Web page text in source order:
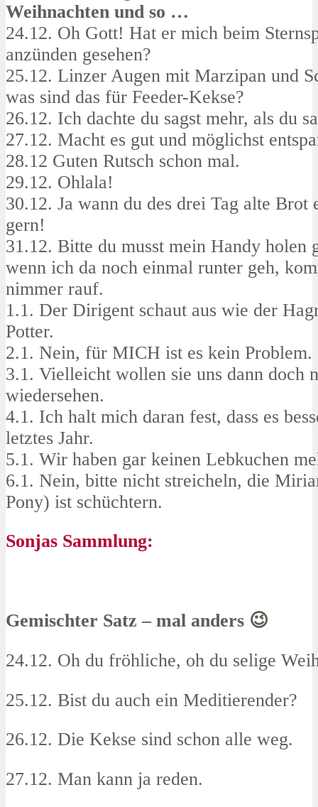
Weihnachten und so …
24.12. Oh Gott! Hat er mich beim
anzünden gesehen?
25.12. Linzer Augen mit Marzipan und
was sind das für Feeder-Kekse?
26.12. Ich dachte du sagst mehr, als du
27.12. Macht es gut und möglichst
28.12 Guten Rutsch schon mal.
29.12. Ohlala!
30.12. Ja wann du des drei Tag alte Brot
gern!
31.12. Bitte du musst mein Handy holen
wenn ich da noch einmal runter geh,
nimmer rauf.
1.1. Der Dirigent schaut aus wie der
Potter.
2.1. Nein, für MICH ist es kein Problem.
3.1. Vielleicht wollen sie uns dann doch
wiedersehen.
4.1. Ich halt mich daran fest, dass es
letztes Jahr.
5.1. Wir haben gar keinen Lebkuchen
6.1. Nein, bitte nicht streicheln, die
Pony) ist schüchtern.
Sonjas Sammlung:
Gemischter Satz – mal anders 😉
24.12. Oh du fröhliche, oh du selige
25.12. Bist du auch ein Meditierender?
26.12. Die Kekse sind schon alle weg.
27.12. Man kann ja reden.